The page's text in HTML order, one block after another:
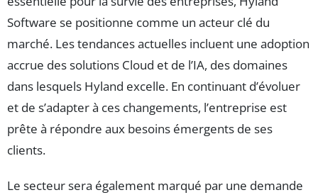
Software se positionne comme un acteur clé du
marché. Les tendances actuelles incluent une adoption
accrue des solutions Cloud et de l’IA, des domaines
dans lesquels Hyland excelle. En continuant d’évoluer
et de s’adapter à ces changements, l’entreprise est
prête à répondre aux besoins émergents de ses
clients.
Le secteur sera également marqué par une demande